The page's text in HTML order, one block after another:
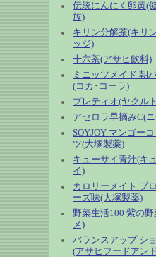
伝統にんにく卵黄(
族)
キリン分解茶(キリ
ッジ)
十六茶(アサヒ飲料)
ミニッツメイド 朝
(コカ･コーラ)
プレティオ(ヤクル
アセロラ早摘みC(
SOYJOY マンゴー
ツ(大塚製薬)
キューサイ青汁(キ
イ)
カロリーメイト ブ
ーズ味(大塚製薬)
野菜生活100 紫の野
メ)
バランスアップ シ
(アサヒフードアン